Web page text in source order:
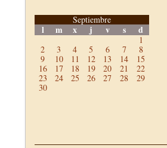
Septiembre
l m x j v s d
1
2
3 4 5 6 7
8
9
10 11 12 13 14
15
16
17 18 19 20 21
22
23
24 25 26 27 28
29
30